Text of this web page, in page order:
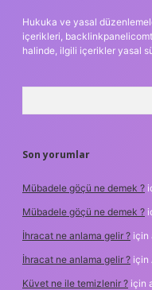
Hukuka ve yasal
içerikleri,
halinde, ilgili içerikler yasal
Son yorumlar
Mübadele göçü ne demek ?
Mübadele göçü ne demek ?
İhracat ne anlama gelir ? için
İhracat ne anlama gelir ? için
Küvet ne ile temizlenir ? için